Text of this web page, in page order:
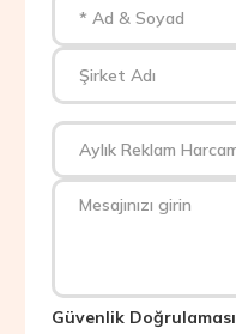
Güvenlik Doğrulaması